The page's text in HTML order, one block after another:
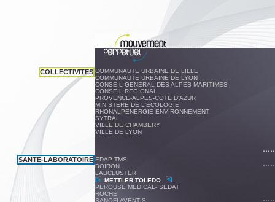
COLLECTIVITES COMMUNAUTE URBAINE DE LILLE
COMMUNAUTE URBAINE DE LYON
CONSEIL GENERAL DES ALPES MARITIMES
CONSEIL REGIONAL
PROVENCE-ALPES-COTE D'AZUR
MINISTERE DE L'ECOLOGIE
RHONALPENERGIE ENVIRONNEMENT
SYTRAL
VILLE DE CHAMBERY
VILLE DE LYON
SANTE-LABORATOIRE EDAP-TMS
BOIRON
LABCLUSTER
METTLER TOLEDO
PEROUSE MEDICAL- SEDAT
ROCHE
SANOFI AVENTIS